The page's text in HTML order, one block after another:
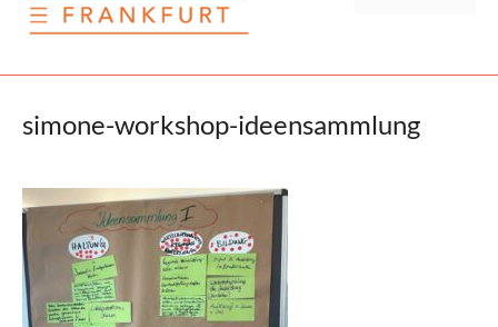
simone-workshop-ideensammlung